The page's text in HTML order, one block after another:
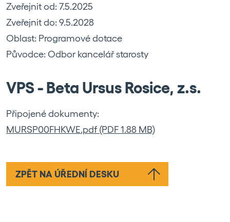
Zveřejnit od: 7.5.2025
Zveřejnit do: 9.5.2028
Oblast: Programové dotace
Původce: Odbor kancelář starosty
VPS - Beta Ursus Rosice, z.s.
Připojené dokumenty:
MURSP00FHKWE.pdf (PDF 1.88 MB)
ZPĚT NA ÚŘEDNÍ DESKU